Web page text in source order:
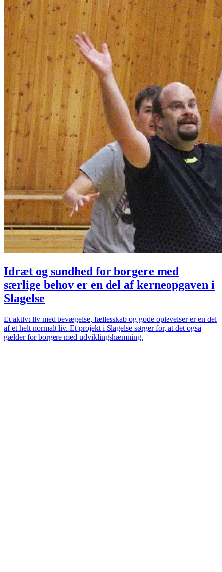
Idræt og sundhed for borgere med
særlige behov er en del af kerneopgaven i
Slagelse
Et aktivt liv med bevægelse, fællesskab og gode oplevelser er en del
af et helt normalt liv. Et projekt i Slagelse sørger for, at det også
gælder for borgere med udviklingshæmning.